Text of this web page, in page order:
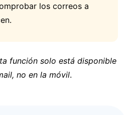
los correos a
función solo está disponible
no en la móvil.